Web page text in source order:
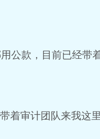
公款，目前已经带
着审计团队来我这